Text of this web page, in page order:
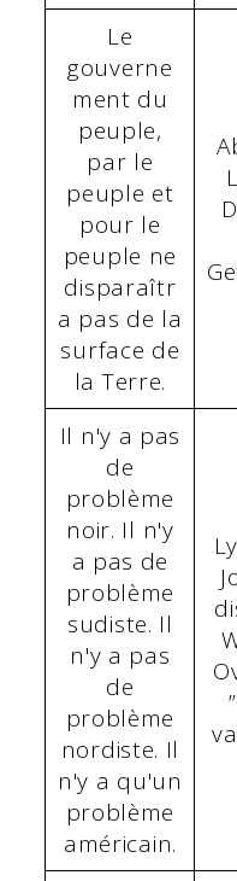
Le
gouverne
ment du
peuple,
par le
peuple et
pour le
peuple ne
disparaîtr
a pas de la
surface de
la Terre.
Il n'y a pas
de
problème
noir. Il n'y
a pas de
problème
sudiste. Il
n'y a pas
de
problème
nordiste. Il
n'y a qu'un
problème
américain.